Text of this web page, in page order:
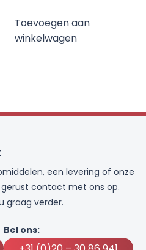
Toevoegen aan
winkelwagen
een levering of onze
contact met ons op.
graag verder.
Bel ons: